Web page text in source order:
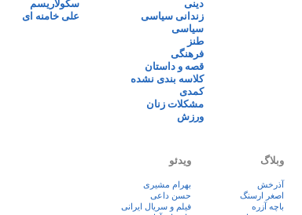
دینی
زندانی سیاسی
سیاسی
طنز
فرهنگی
قصه و داستان
کلاسه بندی نشده
کمدی
مشکلات زنان
ورزش
سکولاریسم
علی خامنه ای
وبلاگ
آذرخش
اصغر ارسنگ
باچه آزره
ویدئو
بهرام مشیری
حسن داعی
فيلم و سريال ايرانی